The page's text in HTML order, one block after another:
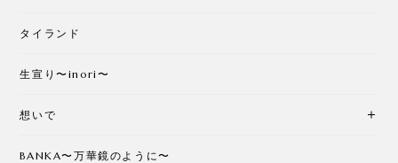
タイランド
生宣り〜inori〜
想いで
BANKA〜万華鏡のように〜